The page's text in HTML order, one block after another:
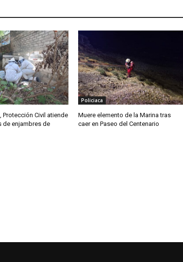
Protección Civil atiende
de enjambres de
Policiaca
Muere elemento de la Marina tras
caer en Paseo del Centenario